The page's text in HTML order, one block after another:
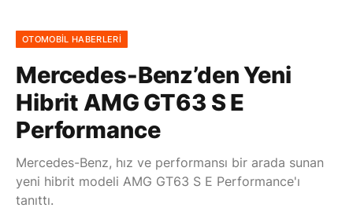
OTOMOBIL HABERLERI
Mercedes-Benz’den Yeni
Hibrit AMG GT63 S E
Performance
Mercedes-Benz, hız ve performansı bir arada sunan
yeni hibrit modeli AMG GT63 S E Performance'ı
tanıttı.